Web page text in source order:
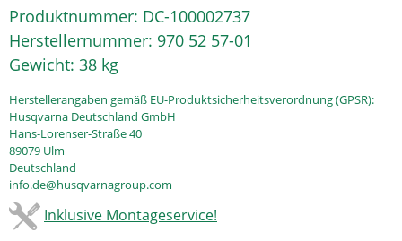
Produktnummer: DC-100002737
Herstellernummer: 970 52 57-01
Gewicht: 38 kg
Herstellerangaben gemäß EU-Produktsicherheitsverordnung (GPSR):
Husqvarna Deutschland GmbH
Hans-Lorenser-Straße 40
89079 Ulm
Deutschland
info.de@husqvarnagroup.com
Inklusive Montageservice!